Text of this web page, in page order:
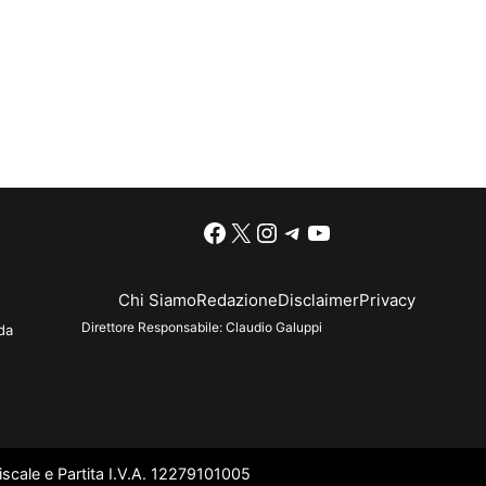
Facebook
X Instagram
Telegram
YouTube
Chi SiamoRedazioneDisclaimerPrivacy
Direttore Responsabile: Claudio Galuppi
e Partita I.V.A. 12279101005